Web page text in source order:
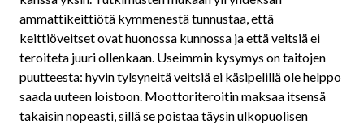
ammattikeittiötä kymmenestä tunnustaa, että
keittiöveitset ovat huonossa kunnossa ja että veitsiä ei
teroiteta juuri ollenkaan. Useimmin kysymys on taitojen
puutteesta: hyvin tylsyneitä veitsiä ei käsipelillä ole helppo
saada uuteen loistoon. Moottoriteroitin maksaa itsensä
takaisin nopeasti, sillä se poistaa täysin ulkopuolisen